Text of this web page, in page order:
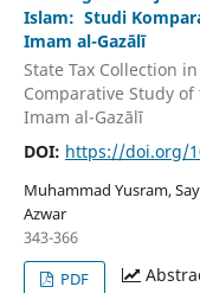
Islam: Studi
Imam al-Gazālī
State Tax Collection
Comparative Study
Imam al-Gazālī
DOI: https://doi.org/
Muhammad Yusram,
Azwar
343-366
PDF